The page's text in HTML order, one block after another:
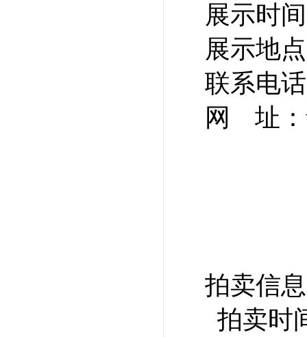
展示时
展示地
联系电
网 址：
拍卖信息
拍卖时